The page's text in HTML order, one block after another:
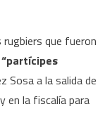
rugbiers que fueron
“partícipes
Sosa a la salida de
en la fiscalía para